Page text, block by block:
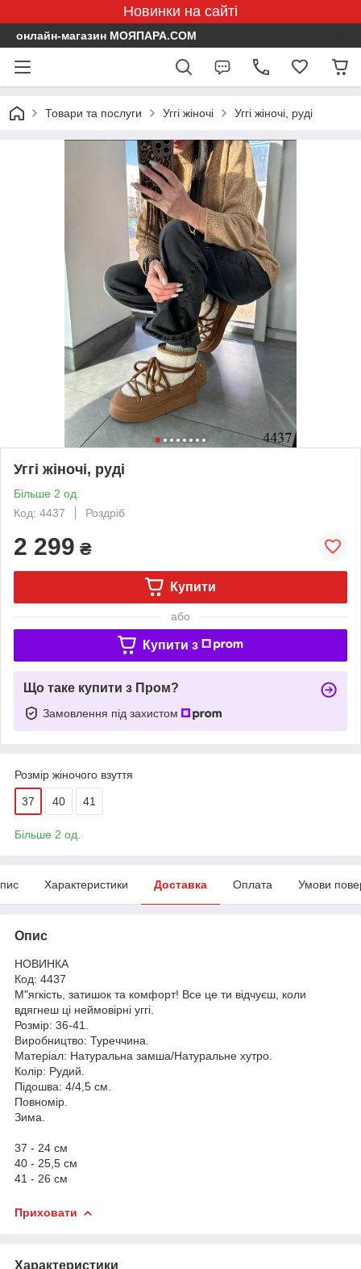
Новинки на сайті
онлайн-магазин МОЯПАРА.COM
Товари та послуги Уггі жіночі Уггі жіночі, руді
Уггі жіночі, руді
Більше 2 од.
Код: 4437
Роздріб
2 299 ₴
Купити
або
Купити з
Що таке купити з Пром?
Замовлення під захистом
Розмір жіночого взуття
37 40 41
Більше 2 од.
Характеристики Доставка Оплата Умови
Опис
НОВИНКА
Код: 4437
М"ягкість, затишок та комфорт! Все це ти відчуєш, коли
вдягнеш ці неймовірні уггі.
Розмір: 36-41.
Виробництво: Туреччина.
Матеріал: Натуральна замша/Натуральне хутро.
Колір: Рудий.
Підошва: 4/4,5 см.
Повномір.
Зима.
37 - 24 см
40 - 25,5 см
41 - 26 см
Приховати
Характеристики